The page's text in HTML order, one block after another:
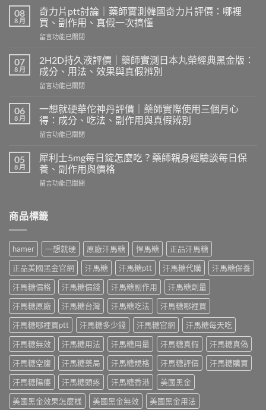
08
8 月
奇力片ptt討論｜藥師實測韓國奇力片評價：哪裡
買、副作用、真假一次搞懂
在
力
片
ptt
討
｜
藥
師
實
韓
國
力
價：
買、
副
作
用、
真
假
一
次
搞
懂〉
中
留言功能已關閉
07
8 月
2H2D持久液評價｜藥師實測日本丸榮經典黑金版：
成分、用法、效果與真假辨別
在
久
液
評
｜
藥
師
實
本
典
黑
金
版：
成
分、
用
法、
效
果
與
真
假
辨
別〉
中
留言功能已關閉
06
8 月
一想就硬華佗神丹評價｜藥師實際使用三個月心
得：成分、吃法、副作用與真假辨別
在
想
就
硬
華
丹
｜
藥
師
實
際
使
用
三
個
月
心
得：
成
分、
吃
法、
副
留言功能已關閉
05
8 月
犀利士5mg每日錠怎麼吃？藥師親身經驗談每日保
養、副作用與價格
在
士
5mg
日
怎
麼
吃？
藥
師
親
身
經
驗
談
每
日
保
養、
副
留言功能已關閉
商品標籤
hamer 一想就硬 原廠汗馬糖 悍馬糖
正品汗馬糖
正品美國黑金官網
汗馬糖 汗馬糖ptt 汗馬糖代購
汗馬糖保養
汗馬糖價格
汗馬糖價錢 汗馬糖副作用
汗馬糖劑量
汗馬糖原廠
汗馬糖台灣 汗馬糖吃法
汗馬糖哪裡買
汗馬糖哪裡買ptt
汗馬糖多少錢 汗馬糖官網
汗馬糖每天吃
汗馬糖無效
汗馬糖用法 汗馬糖用量 汗馬糖真假
汗馬糖真偽
汗馬糖空腹
汗馬糖藥局 汗馬糖規格 汗馬糖評價
汗馬糖購買
汗馬糖陽痿
汗馬糖頭疼 汗馬糖香港
美國黑金
美國黑金效果怎麼樣
美國黑金無效 美國黑金用法